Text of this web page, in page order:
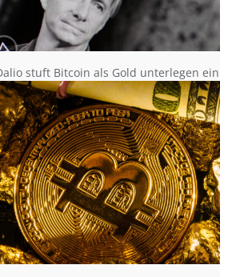
stuft Bitcoin als Gold unterlegen ein